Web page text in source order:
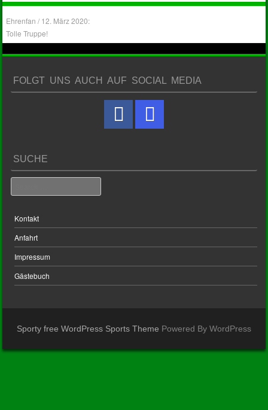
Ehrenfan / 12. März 2020:
Tolle Truppe!
FOLGT UNS AUCH AUF SOCIAL MEDIA
SUCHE
Kontakt
Anfahrt
Impressum
Gästebuch
Sporty free WordPress Sports Theme Powered By WordPress